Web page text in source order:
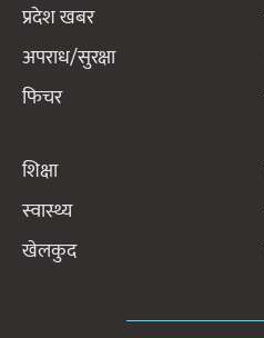
प्रदेश खबर
अपराध/सुरक्षा
फिचर
शिक्षा
स्वास्थ्य
खेलकुद